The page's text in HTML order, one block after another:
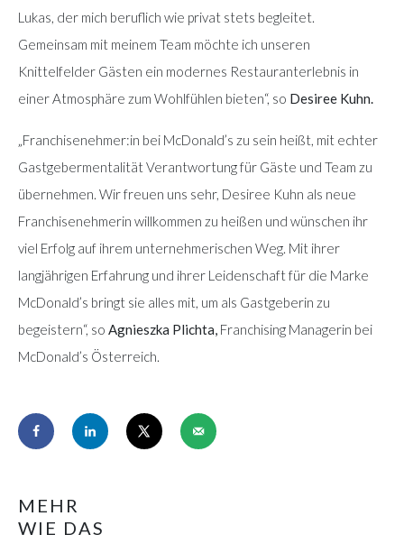
Lukas, der mich beruflich wie privat stets begleitet.
Gemeinsam mit meinem Team möchte ich unseren
Knittelfelder Gästen ein modernes Restauranterlebnis in
einer Atmosphäre zum Wohlfühlen bieten“, so Desiree Kuhn.
„Franchisenehmer:in bei McDonald’s zu sein heißt, mit echter
Gastgebermentalität Verantwortung für Gäste und Team zu
übernehmen. Wir freuen uns sehr, Desiree Kuhn als neue
Franchisenehmerin willkommen zu heißen und wünschen ihr
viel Erfolg auf ihrem unternehmerischen Weg. Mit ihrer
langjährigen Erfahrung und ihrer Leidenschaft für die Marke
McDonald’s bringt sie alles mit, um als Gastgeberin zu
begeistern“, so Agnieszka Plichta, Franchising Managerin bei
McDonald’s Österreich.
MEHR
WIE DAS